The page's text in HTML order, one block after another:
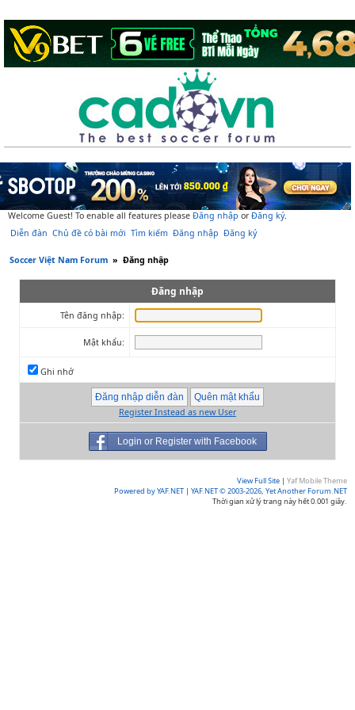
Welcome Guest! To enable all features please Đăng nhập orĐăng ký.
Diễn đàn Chủ đề có bài mới Tìm kiếm Đăng nhập Đăng ký
Soccer Việt Nam Forum » Đăng nhập
Đăng nhập
Tên đăng nhập:
Mật khẩu:
Ghi nhớ
Register Instead as new User
Login or Register with Facebook
View Full Site | Yaf Mobile Theme
Powered by YAF.NET | YAF.NET © 2003-2026, Yet Another Forum.NET
Thời gian xử lý trang này hết 0.001 giây.